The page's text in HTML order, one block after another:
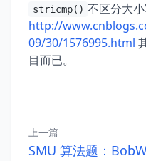
31
return 0
32
33
stricmp() 不区分大小
http://
09/30/1576995.html
目而已。
上一篇
SMU 算法题：